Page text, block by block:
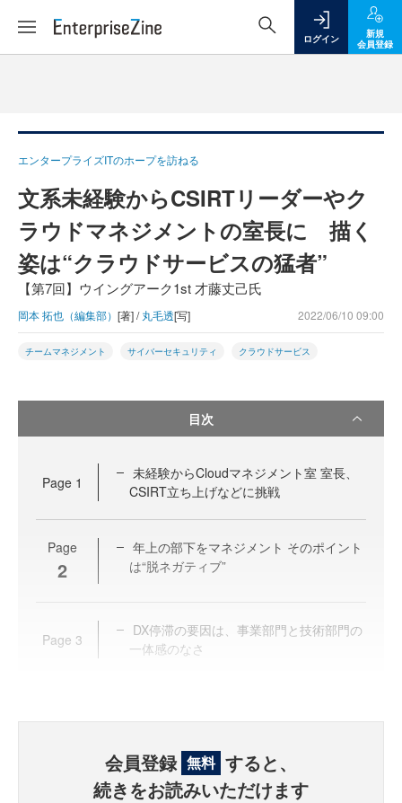
ログイン
新規
会員登録
エンタープライズITのホープを訪ねる
文系未経験からCSIRTリーダーやク
ラウドマネジメントの室長に 描く
姿は“クラウドサービスの猛者”
【第7回】ウイングアーク1st 才藤丈己氏
岡本 拓也（編集部） [著] /丸毛透[写] 2022/06/10 09:00
チームマネジメント サイバーセキュリティ クラウドサービス
目次
Page 1
未経験からCloudマネジメント室 室長、
CSIRT立ち上げなどに挑戦
Page
2
年上の部下をマネジメント そのポイント
は“脱ネガティブ”
Page 3
DX停滞の要因は、事業部門と技術部門の
一体感のなさ
会員登録 無料 すると、
続きをお読みいただけます